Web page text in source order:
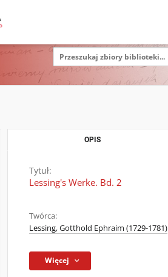
OPIS
Tytuł:
Lessing's Werke. Bd. 2
Twórca:
Lessing, Gotthold Ephraim (1729-1781)
Więcej